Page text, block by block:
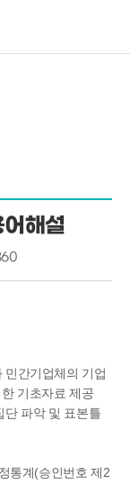
해설
민간기업체의 기업
기초자료 제공
단 파악 및 표본틀
통계(승인번호 제2